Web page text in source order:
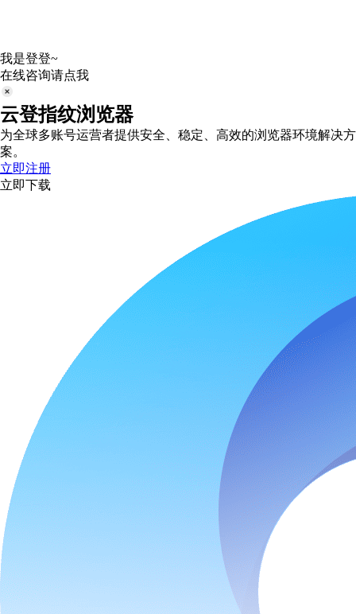
我是登登~
在线咨询请点我
云登指纹浏览器
为全球多账号运营者提供安全、稳定、高效的浏览器环境解决方
案。
立即注册
立即下载